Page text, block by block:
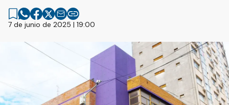
7 de junio de 2025 | 19:00